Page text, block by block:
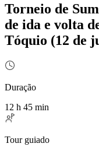
Torneio de
de ida e volta
Tóquio (12 de
Duração
12 h 45 min
Tour guiado